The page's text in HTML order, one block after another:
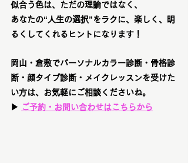
似合う色は、ただの理論ではなく、
あなたの“人生の選択”をラクに、楽しく、明
るくしてくれるヒント になります！
岡山・倉敷でパーソナルカラー診断・骨格診
断・顔タイプ診断・メイクレッスンを受けた
い方は、お気軽にご相談くださいね。
▶
ご予約・お問い合わせはこちらから